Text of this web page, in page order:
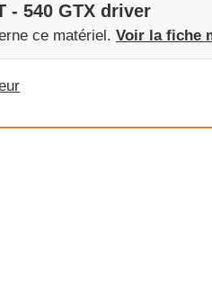
- 540 GTX driver
ce matériel. Voir la fiche